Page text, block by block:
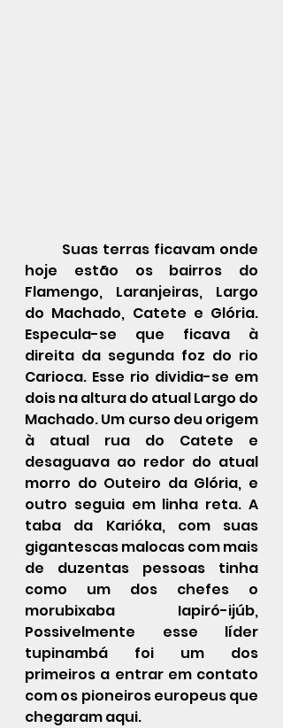
hoje estão os bairros do
Flamengo, Laranjeiras, Largo
do Machado, Catete e Glória.
Especula-se que ficava à
direita da segunda foz do rio
Carioca. Esse rio dividia-se em
dois na altura do atual Largo do
Machado. Um curso deu origem
à atual rua do Catete e
desaguava ao redor do atual
morro do Outeiro da Glória, e
outro seguia em linha reta. A
taba da Karióka, com suas
gigantescas malocas com mais
de duzentas pessoas tinha
como um dos chefes o
morubixaba Iapiró-ijúb,
Possivelmente esse líder
tupinambá foi um dos
primeiros a entrar em contato
com os pioneiros europeus que
chegaram aqui.